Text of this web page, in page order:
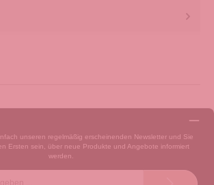
unseren regelmäßig erscheinenden Newsletter und Sie
Ersten sein, über neue Produkte und Angebote informiert
werden.